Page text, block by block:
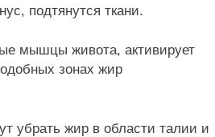
подтянутся ткани.
мышцы живота, активирует
зонах жир
убрать жир в области талии и